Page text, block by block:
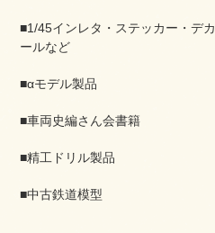
■1/45インレタ・ステッカー・デカ
ールなど
■αモデル製品
■車両史編さん会書籍
■精工ドリル製品
■中古鉄道模型